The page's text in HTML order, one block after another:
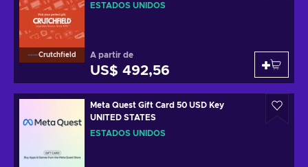
Crutchfield
ESTADOS UNIDOS
A partir de
US$ 492,56
Meta Quest Gift Card 50 USD Key
UNITED STATES
ESTADOS UNIDOS